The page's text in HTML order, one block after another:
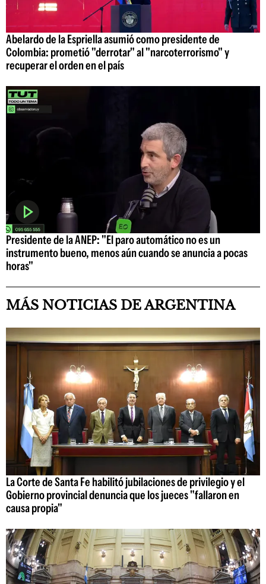
Abelardo de la Espriella asumió como presidente de
Colombia: prometió "derrotar" al "narcoterrorismo" y
recuperar el orden en el país
Presidente de la ANEP: "El paro automático no es un
instrumento bueno, menos aún cuando se anuncia a pocas
horas"
MÁS NOTICIAS DE ARGENTINA
La Corte de Santa Fe habilitó jubilaciones de privilegio y el
Gobierno provincial denuncia que los jueces "fallaron en
causa propia"